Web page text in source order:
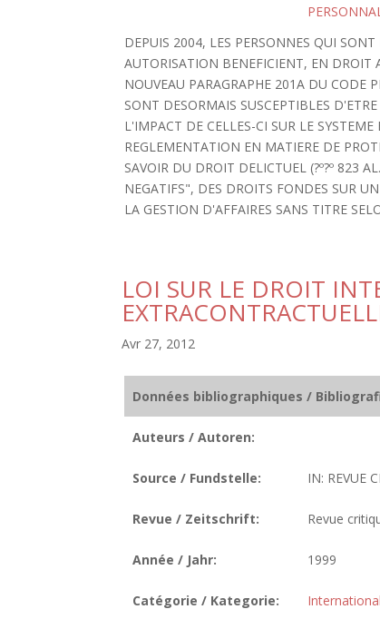
DEPUIS 2004, LES PERSONNES QUI
AUTORISATION BENEFICIENT, EN
NOUVEAU PARAGRAPHE 201A DU CODE
SONT DESORMAIS SUSCEPTIBLES
L'IMPACT DE CELLES-CI SUR LE
REGLEMENTATION EN MATIERE DE
SAVOIR DU DROIT DELICTUEL (?º?º 823
NEGATIFS", DES DROITS FONDES SUR
LA GESTION D'AFFAIRES SANS TITRE
LOI SUR LE DROIT
Avr 27, 2012
Données bibliographiques /
Auteurs / Autoren:
Source / Fundstelle: IN: REVUE
Revue / Zeitschrift: Revue
Année / Jahr: 1999
Catégorie / Kategorie: